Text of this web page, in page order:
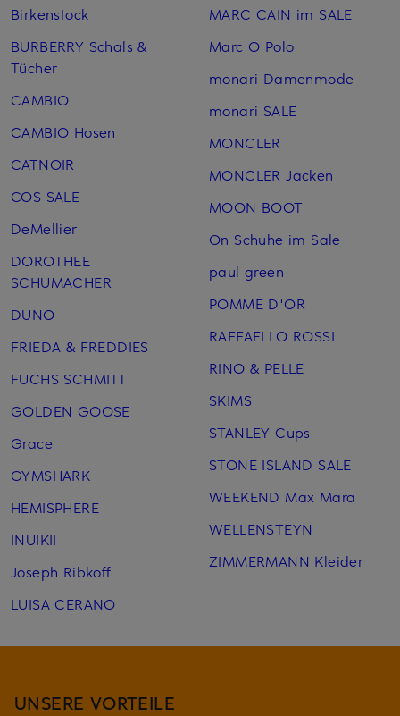
Birkenstock
BURBERRY Schals &
Tücher
CAMBIO
CAMBIO Hosen
CATNOIR
COS SALE
DeMellier
DOROTHEE
SCHUMACHER
DUNO
FRIEDA & FREDDIES
FUCHS SCHMITT
GOLDEN GOOSE
Grace
GYMSHARK
HEMISPHERE
INUIKII
Joseph Ribkoff
LUISA CERANO
MARC CAIN im SALE
Marc O'Polo
monari Damenmode
monari SALE
MONCLER
MONCLER Jacken
MOON BOOT
On Schuhe im Sale
paul green
POMME D'OR
RAFFAELLO ROSSI
RINO & PELLE
SKIMS
STANLEY Cups
STONE ISLAND SALE
WEEKEND Max Mara
WELLENSTEYN
ZIMMERMANN Kleider
UNSERE VORTEILE